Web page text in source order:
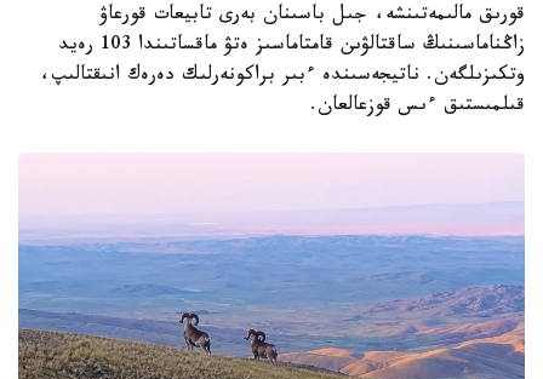
قورىق مالىمەتىنشە، جىل باسىنان بەرى تابيعات قورعاۋ
زاڭناماسىنىڭ ساقتالۋىن قامتاماسىز ەتۋ ماقساتىندا 103 رەيد
وتكىزىلگەن. ناتيجەسىندە ءبىر براكونەرلىك دەرەك انىقتالىپ،
قىلمىستىق ءىس قوزعالعان.